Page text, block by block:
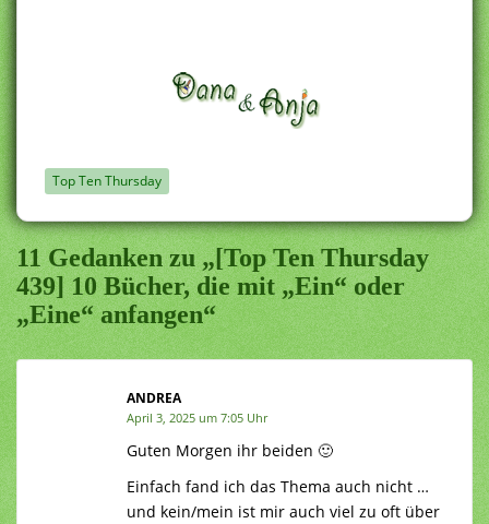
Top Ten Thursday
11 Gedanken zu „[Top Ten Thursday
439] 10 Bücher, die mit „Ein“ oder
„Eine“ anfangen“
ANDREA
April 3, 2025 um 7:05 Uhr
Guten Morgen ihr beiden 🙂
Einfach fand ich das Thema auch nicht …
und kein/mein ist mir auch viel zu oft über